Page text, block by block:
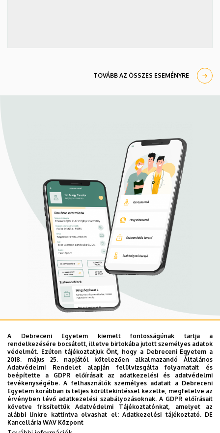
TOVÁBB AZ ÖSSZES ESEMÉNYRE
Mobil App
UD Mediversity app
Az UD Mediversity mobilalkalmazás a Debreceni Egyetem
előremutató fejlesztése, melynek célja, hogy a betegek
és a hozzátartozók egyszerűen, gyorsan
eligazodhassanak a Klinikai Központ szolgáltatásai
között, mert az Ön egészsége a mi prioritásunk. A
A Debreceni Egyetem kiemelt fontosságúnak tartja a
rendelkezésére bocsátott, illetve birtokába jutott személyes adatok
védelmét. Ezúton tájékoztatjuk Önt, hogy a Debreceni Egyetem a
2018. május 25. napjától kötelezően alkalmazandó Általános
Adatvédelmi Rendelet alapján felülvizsgálta folyamatait és
beépítette a GDPR előírásait az adatkezelési és adatvédelmi
tevékenységébe. A felhasználók személyes adatait a Debreceni
Egyetem korábban is teljes körültekintéssel kezelte, megfelelve az
érvényben lévő adatkezelési szabályozásoknak. A GDPR előírásait
követve frissítettük Adatvédelmi Tájékoztatónkat, amelyet az
alábbi linkre kattintva olvashat el:Adatkezelési tájékoztató. DE
Kancellária WAV Központ